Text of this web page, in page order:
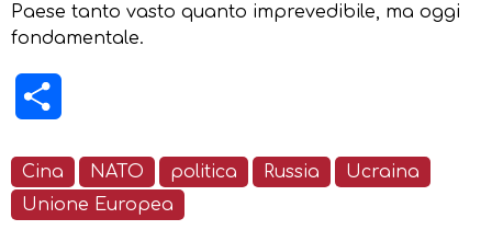
Paese tanto vasto quanto imprevedibile, ma oggi
fondamentale.
Cina NATO politica Russia
Ucraina
Unione Europea